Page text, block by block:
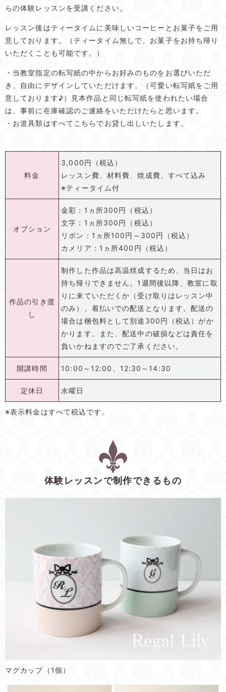
らの体験レッスンを受講ください。
レッスン後はティータイムに美味しいコーヒーとお菓子をご用
意しております。（ティータイム無しで、お菓子をお持ち帰り
いただくことも可能です。）
・当教室指定の転写紙の中からお好みのものをお選びいただ
き、自由にデザインしていただけます。（可愛い転写紙をご用
意しております♪）見本作品と同じ転写紙を使われたい場合
は、事前に在庫確認のご連絡をいただけたらと思います。
・お道具類はすべてこちらでお貸し出しいたします。
料金
3,000円（税込）
レッスン費、材料費、焼成費、すべて込み
※ティータイム付
オプション
金彩：1ヵ所300円（税込）
文字：1ヵ所300円（税込）
リボン：1ヵ所100円～300円（税込）
カメリア：1ヵ所400円（税込）
作品の引き渡
し
制作した作品は高温焼成するため、当日はお
持ち帰りできません。1週間後以降、教室に取
りに来ていただくか（受け取りはレッスン中
のみ）、着払いでの配送となります。配送の
場合は梱包料として別途300円（税込）がか
かります。また、配送中の破損などは責任を
負いかねますのでご了承ください。
開講時間 10:00～12:00、12:30～14:30
定休日 水曜日
※表示料金はすべて税込です。
体験レッスンで制作できるもの
マグカップ（1個）